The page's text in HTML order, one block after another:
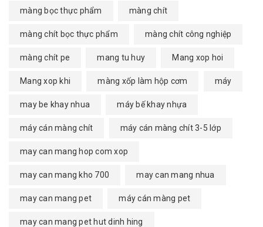
màng bọc thực phẩm màng chít
màng chít bọc thực phẩm màng chít công nghiệp
màng chít pe mang tu huy Mang xop hoi
Mang xop khi màng xốp làm hộp cơm máy
may be khay nhua máy bế khay nhựa
máy cán màng chít máy cán màng chít 3-5 lớp
may can mang hop com xop
may can mang kho 700 may can mang nhua
may can mang pet máy cán màng pet
may can mang pet hut dinh hing